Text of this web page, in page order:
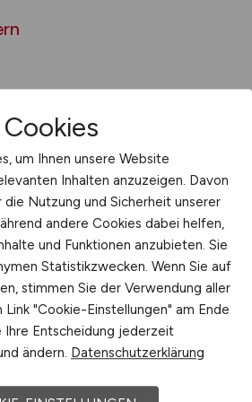
Teilhabe und Sinn
für die
nicht nur neue
den Einstieg in die
auch an das, was danach
Aufstiegspfade, bei denen
allem mit Alter und
verlieren an
Cookies
um Ihnen unsere Website
Inhalten anzuzeigen. Davon
die Nutzung und Sicherheit unserer
andere Cookies dabei helfen,
und Funktionen anzubieten. Sie
Statistikzwecken. Wenn Sie auf
stimmen Sie der Verwendung aller
"Cookie-Einstellungen" am Ende
Ihre Entscheidung jederzeit
ändern. Datenschutzerklärung